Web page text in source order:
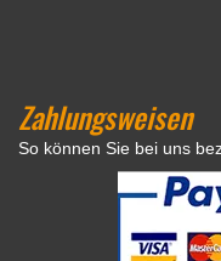
Zahlungsweisen
So können Sie bei uns